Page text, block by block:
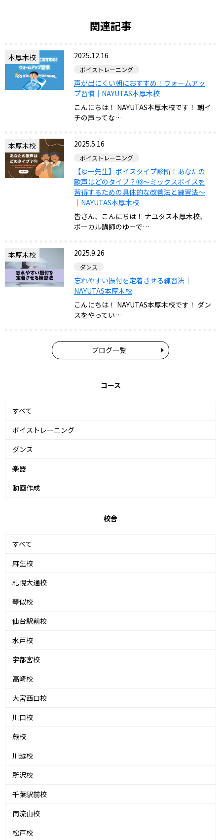
関連記事
本厚木校 2025.12.16
ボイストレーニング
声が出にくい朝におすすめ！ウォームアッ
プ習慣｜NAYUTAS本厚木校
こんにちは！ NAYUTAS本厚木校です！ 朝イ
チの声ってな…
本厚木校 2025.5.16
ボイストレーニング
【ゆー先生】ボイスタイプ診断！あなたの
歌声はどのタイプ？⑩〜ミックスボイスを
習得するための具体的な改善法と練習法〜
｜NAYUTAS本厚木校
皆さん、こんにちは！ ナユタス本厚木校、
ボーカル講師のゆーで…
本厚木校 2025.9.26
ダンス
忘れやすい振付を定着させる練習法｜
NAYUTAS本厚木校
こんにちは！ NAYUTAS本厚木校です！ ダン
スをやってい…
ブログ一覧
コース
すべて
ボイストレーニング
ダンス
楽器
動画作成
校舎
すべて
麻生校
札幌大通校
琴似校
仙台駅前校
水戸校
宇都宮校
高崎校
大宮西口校
川口校
蕨校
川越校
所沢校
千葉駅前校
南流山校
松戸校